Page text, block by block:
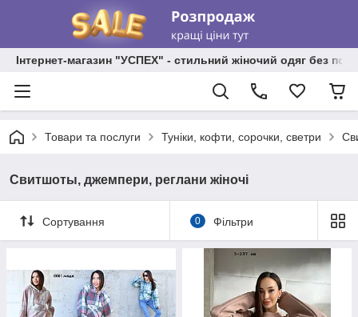
Інтернет-магазин "УСПЕХ" - стильний жіночий одяг без
Товари та послуги Туніки, кофти, сорочки, светри
Свитшоты, джемпери, реглани жіночі
Сортування 0 Фільтри